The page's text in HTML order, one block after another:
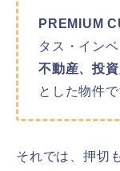
PREMIUM
タス・イン
不動産、投
とした物件で
それでは、押切